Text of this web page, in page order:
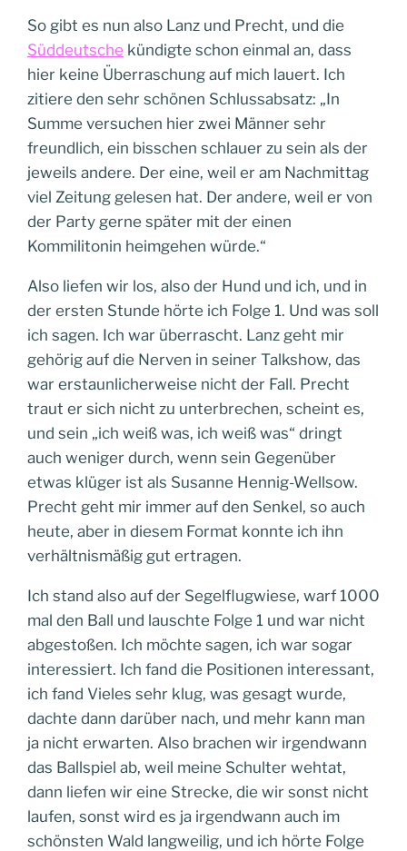
So gibt es nun also Lanz und Precht, und die
Süddeutsche kündigte schon einmal an, dass
hier keine Überraschung auf mich lauert. Ich
zitiere den sehr schönen Schlussabsatz: „In
Summe versuchen hier zwei Männer sehr
freundlich, ein bisschen schlauer zu sein als der
jeweils andere. Der eine, weil er am Nachmittag
viel Zeitung gelesen hat. Der andere, weil er von
der Party gerne später mit der einen
Kommilitonin heimgehen würde.“
Also liefen wir los, also der Hund und ich, und in
der ersten Stunde hörte ich Folge 1. Und was soll
ich sagen. Ich war überrascht. Lanz geht mir
gehörig auf die Nerven in seiner Talkshow, das
war erstaunlicherweise nicht der Fall. Precht
traut er sich nicht zu unterbrechen, scheint es,
und sein „ich weiß was, ich weiß was“ dringt
auch weniger durch, wenn sein Gegenüber
etwas klüger ist als Susanne Hennig-Wellsow.
Precht geht mir immer auf den Senkel, so auch
heute, aber in diesem Format konnte ich ihn
verhältnismäßig gut ertragen.
Ich stand also auf der Segelflugwiese, warf 1000
mal den Ball und lauschte Folge 1 und war nicht
abgestoßen. Ich möchte sagen, ich war sogar
interessiert. Ich fand die Positionen interessant,
ich fand Vieles sehr klug, was gesagt wurde,
dachte dann darüber nach, und mehr kann man
ja nicht erwarten. Also brachen wir irgendwann
das Ballspiel ab, weil meine Schulter wehtat,
dann liefen wir eine Strecke, die wir sonst nicht
laufen, sonst wird es ja irgendwann auch im
schönsten Wald langweilig, und ich hörte Folge